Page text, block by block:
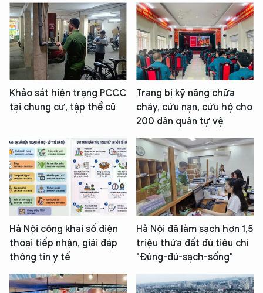
Khảo sát hiện trạng PCCC
tại chung cư, tập thể cũ
Trang bị kỹ năng chữa
cháy, cứu nạn, cứu hộ cho
200 dân quân tự vệ
Hà Nội công khai số điện
thoại tiếp nhận, giải đáp
thông tin y tế
Hà Nội đã làm sạch hơn 1,5
triệu thửa đất đủ tiêu chí
"Đúng-đủ-sạch-sống"